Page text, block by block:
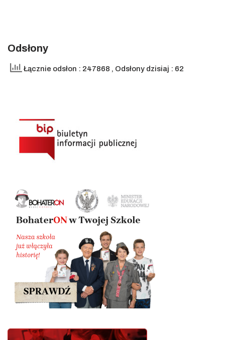
Odsłony
Łącznie odsłon : 247868 , Odsłony dzisiaj : 62